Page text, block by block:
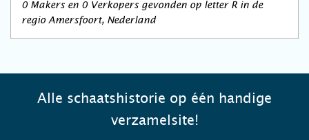
0 Makers en 0 Verkopers gevonden op letter R in de
regio Amersfoort, Nederland
Alle schaatshistorie op één handige
verzamelsite!